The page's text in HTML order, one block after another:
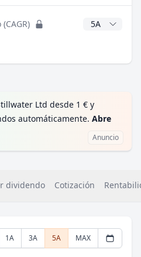
Años CAGR
Ltd desde 1 € y
automáticamente. Abre
Anuncio
dividendo Cotización
1A 3A 5A MAX